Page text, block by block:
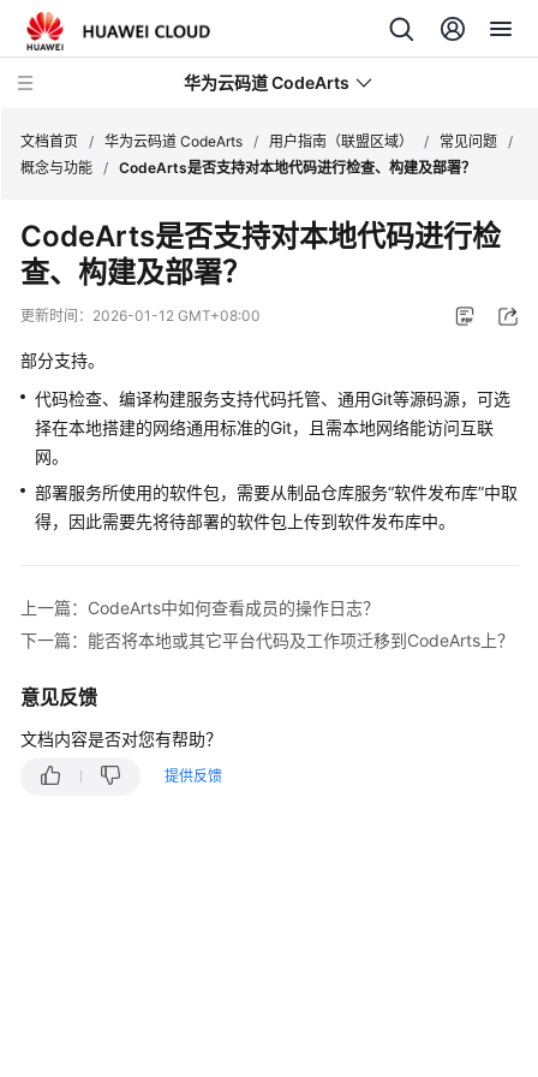
华为云码道 CodeArts
品
介
计
说
明
快
速
用
户
南
佳
文档首页 / 华为云码道 CodeArts / 用户指南（联盟区域） / 常见问题 /
概念与功能 / CodeArts是否支持对本地代码进行检查、构建及部署？
CodeArts是否支持对本地代码进行检
查、构建及部署？
更新时间： 2026-01-12 GMT+08:00
部分支持。
代码检查、编译构建服务支持代码托管、通用Git等源码源，可选
择在本地搭建的网络通用标准的Git，且需本地网络能访问互联
网。
部署服务所使用的软件包，需要从制品仓库服务“软件发布库”中取
得，因此需要先将待部署的软件包上传到软件发布库中。
上一篇：CodeArts中如何查看成员的操作日志？
下一篇：能否将本地或其它平台代码及工作项迁移到CodeArts上？
意见反馈
文档内容是否对您有帮助？
提供反馈